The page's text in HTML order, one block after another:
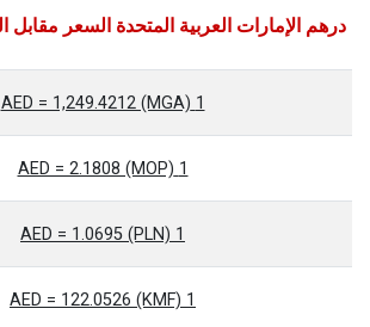
درهم الإمارات العربية المتحدة السعر مقابل
1 AED = 1,249.4212 (MGA)
1 AED = 2.1808 (MOP)
1 AED = 1.0695 (PLN)
1 AED = 122.0526 (KMF)